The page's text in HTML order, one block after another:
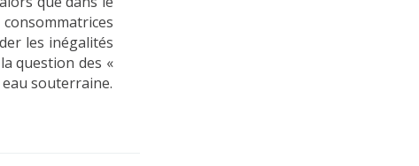
les inégalités
question des «
eau souterraine.